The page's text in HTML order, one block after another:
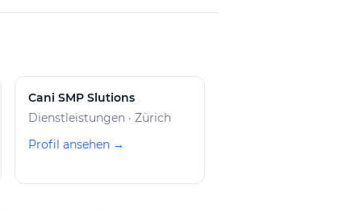
Cani SMP Slutions
Dienstleistungen · Zürich
Profil ansehen →